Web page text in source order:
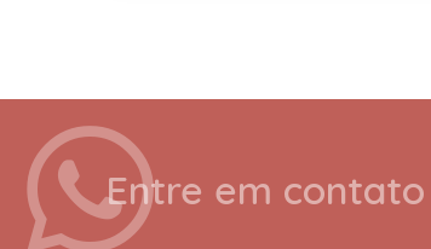
Entre em